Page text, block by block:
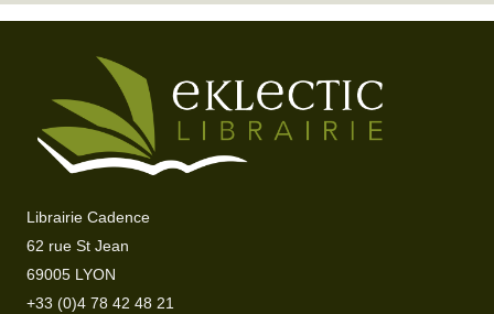
Librairie Cadence
62 rue St Jean
69005 LYON
+33 (0)4 78 42 48 21